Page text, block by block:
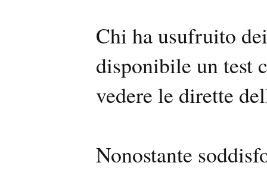
Chi ha usufruito
disponibile un test
vedere le dirette
Nonostante